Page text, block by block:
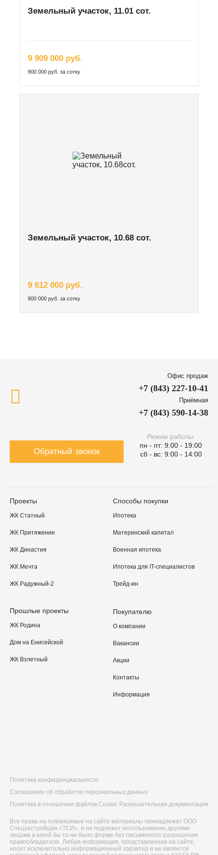
Земельный участок, 11.01 сот.
9 909 000 руб.
900 000 руб. за сотку
Земельный участок, 10.68 сот.
9 612 000 руб.
900 000 руб. за сотку
Офис продаж
+7 (843) 227-10-41
Приёмная
+7 (843) 590-14-38
Обратный звонок
Режим работы:
пн - пт: 9:00 - 19:00
сб - вс: 9:00 - 14:00
Проекты
ЖК Статный
ЖК Притяжение
ЖК Династия
ЖК Мечта
ЖК Радужный-2
Прошлые проекты
ЖК Родина
Дом на Енисейской
ЖК Взлетный
Способы покупки
Ипотека
Материнский капитал
Военная ипотека
Ипотека для IT-специалистов
Трейд-ин
Покупателю
О компании
Вакансии
Акции
Контакты
Информация
Политика конфиденциальности
Соглашение об обработке персональных данных
Политика в отношении файлов Cookie Разрешительная документация
Все права на публикуемые на сайте материалы принадлежат ООО
Спецзастройщик «ТСИ», и не подлежат использованию другими
лицами в какой бы то ни было форме без письменного разрешения
правообладателя. Любая информация, представленная на сайте,
носит исключительно информационный характер и не является